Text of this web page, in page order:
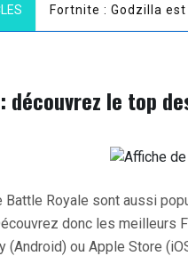
découvrez le top
Battle Royale sont aussi
donc les meilleurs
(Android) ou Apple Store